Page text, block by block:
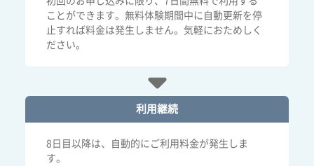
ことができます。無料体験期間中に自動更新を停
止すれば料金は発生しません。気軽におためしく
ださい。
利用継続
8日目以降は、自動的にご利用料金が発生しま
す。